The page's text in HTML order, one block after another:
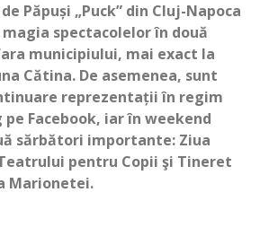
Păpuși „Puck” din Cluj-Napoca
spectacolelor în două
municipiului, mai exact la
Cătina. De asemenea, sunt
reprezentații în regim
Facebook, iar în weekend
sărbători importante: Ziua
pentru Copii şi Tineret
Marionetei.